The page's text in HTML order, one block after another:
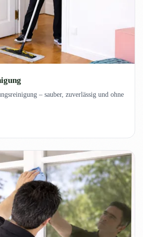
– sauber, zuverlässig und ohne